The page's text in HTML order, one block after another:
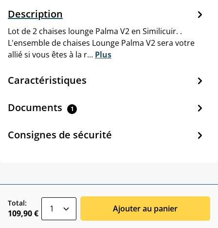
Description
Lot de 2 chaises lounge Palma V2 en Similicuir. .
L'ensemble de chaises Lounge Palma V2 sera votre
allié si vous êtes à la r… Plus
Caractéristiques
Documents 1
Consignes de sécurité
Total:
109,90 € Ajouter au panier